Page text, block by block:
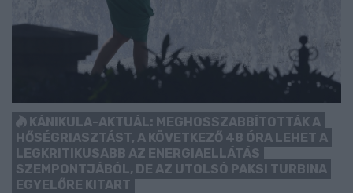
KÁNIKULA-AKTUÁL: MEGHOSSZABBÍTOTTÁK A
HŐSÉGRIASZTÁST, A KÖVETKEZŐ 48 ÓRA LEHET A
LEGKRITIKUSABB AZ ENERGIAELLÁTÁS
SZEMPONTJÁBÓL, DE AZ UTOLSÓ PAKSI TURBINA
EGYELŐRE KITART